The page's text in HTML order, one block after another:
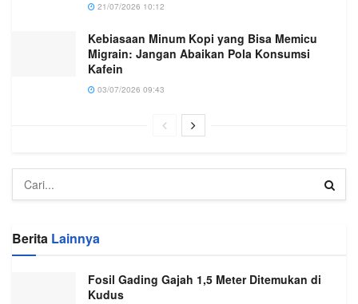
21/07/2026 10:12
Kebiasaan Minum Kopi yang Bisa Memicu
Migrain: Jangan Abaikan Pola Konsumsi
Kafein
03/07/2026 09:43
Berita Lainnya
Fosil Gading Gajah 1,5 Meter Ditemukan di
Kudus